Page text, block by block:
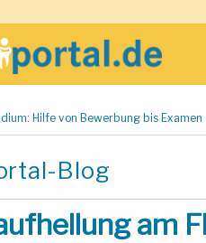
Hilfe von Bewerbung bis Examen
Blog
am